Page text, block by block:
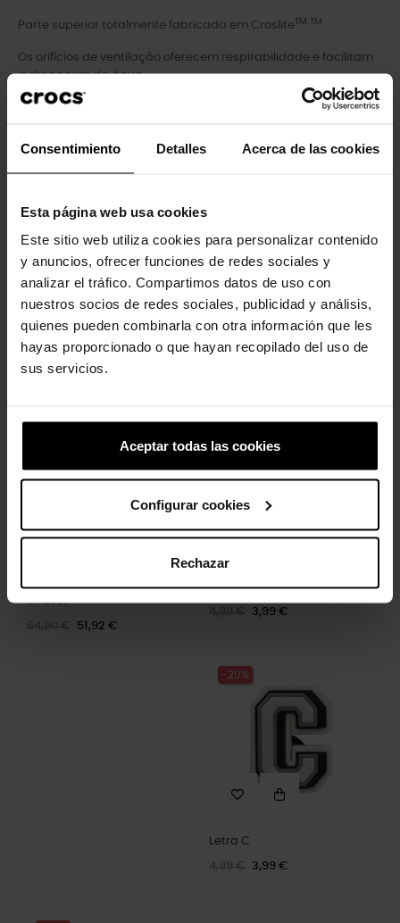
Consentimiento Detalles Acerca de las cookies
Esta página web usa cookies
Este sitio web utiliza cookies para personalizar contenido
y anuncios, ofrecer funciones de redes sociales y
analizar el tráfico. Compartimos datos de uso con
nuestros socios de redes sociales, publicidad y análisis,
quienes pueden combinarla con otra información que les
hayas proporcionado o que hayan recopilado del uso de
sus servicios.
Aceptar todas las cookies
Configurar cookies
Rechazar
Parte superior totalmente fabricada em CrosliteTM TM .
Os orifícios de ventilação oferecem respirabilidade e facilitam
a drenagem da água.
Fáceis de limpar e de secagem rápida.
correias não devem ser demasiado apertadas, devem estar
soltas.
Personalizáveis com Jibbitz .
Conforto icónico Crocs ComfortTM: Leves. Flexíveis. Conforto em
todos os ângulos.
Clientes que compraram este
-20%
Tamancos Crocband™ U
unissex
64,90 € 51,92 €
-20%
Minnie Mouse Disney
3,99 €
-20%
Letra C
4,99 € 3,99 €